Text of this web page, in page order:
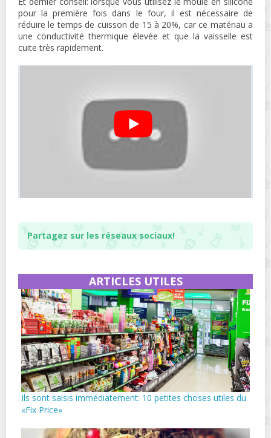
pour la première fois dans le four, il est nécessaire de
réduire le temps de cuisson de 15 à 20%, car ce matériau a
une conductivité thermique élevée et que la vaisselle est
cuite très rapidement.
Partagez sur les réseaux sociaux!
ARTICLES UTILES
Ils sont saisis immédiatement: 10 petites choses utiles du
«Fix Price»